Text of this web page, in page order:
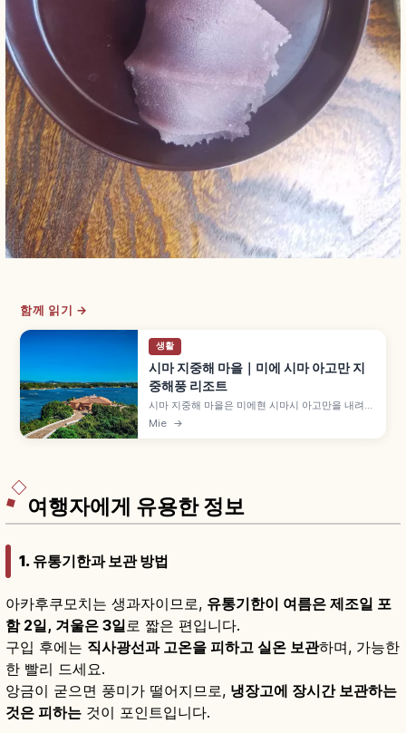
함께 읽기 →
생활
시마 지중해 마을｜미에 시마 아고만 지
중해풍 리조트
시마 지중해 마을은 미에현 시마시 아고만을 내려다
보는 오사키 반도의 지중해풍 리조트로, 약 10,000
Mie →
여행자에게 유용한 정보
1. 유통기한과 보관 방법
아카후쿠모치는 생과자이므로, 유통기한이 여름은 제조일 포
함 2일, 겨울은 3일로 짧은 편입니다.
구입 후에는 직사광선과 고온을 피하고 실온 보관하며, 가능한
한 빨리 드세요.
앙금이 굳으면 풍미가 떨어지므로, 냉장고에 장시간 보관하는
것은 피하는 것이 포인트입니다.